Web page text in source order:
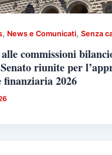
, News e Comunicati,Senza
commissioni
riunite per
finanziaria 2026